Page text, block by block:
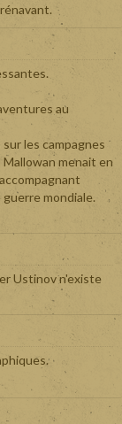
au
les campagnes
Mallowan menait en
mondiale.
Ustinov n'existe